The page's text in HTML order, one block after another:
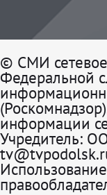
© СМИ сетевое
Федеральной
информации
Учредитель: